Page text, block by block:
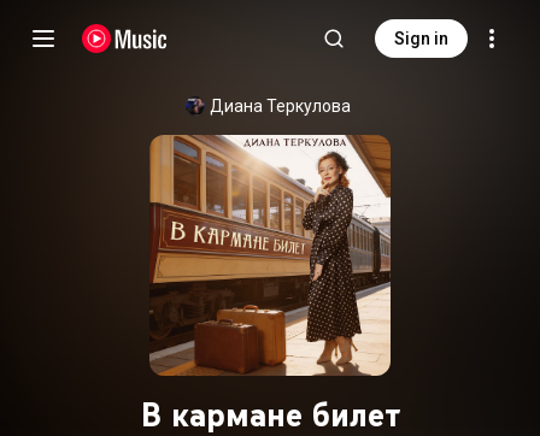
Sign in
Диана Теркулова
В кармане билет